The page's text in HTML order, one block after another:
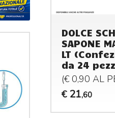
DOLCE
SAPONE
LT
da 24
(€ 0,90 AL
€ 21,60